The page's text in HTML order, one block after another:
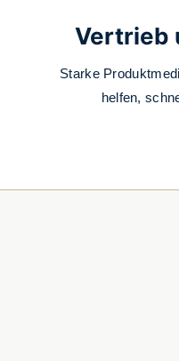
Vertrieb
Starke
helfen,